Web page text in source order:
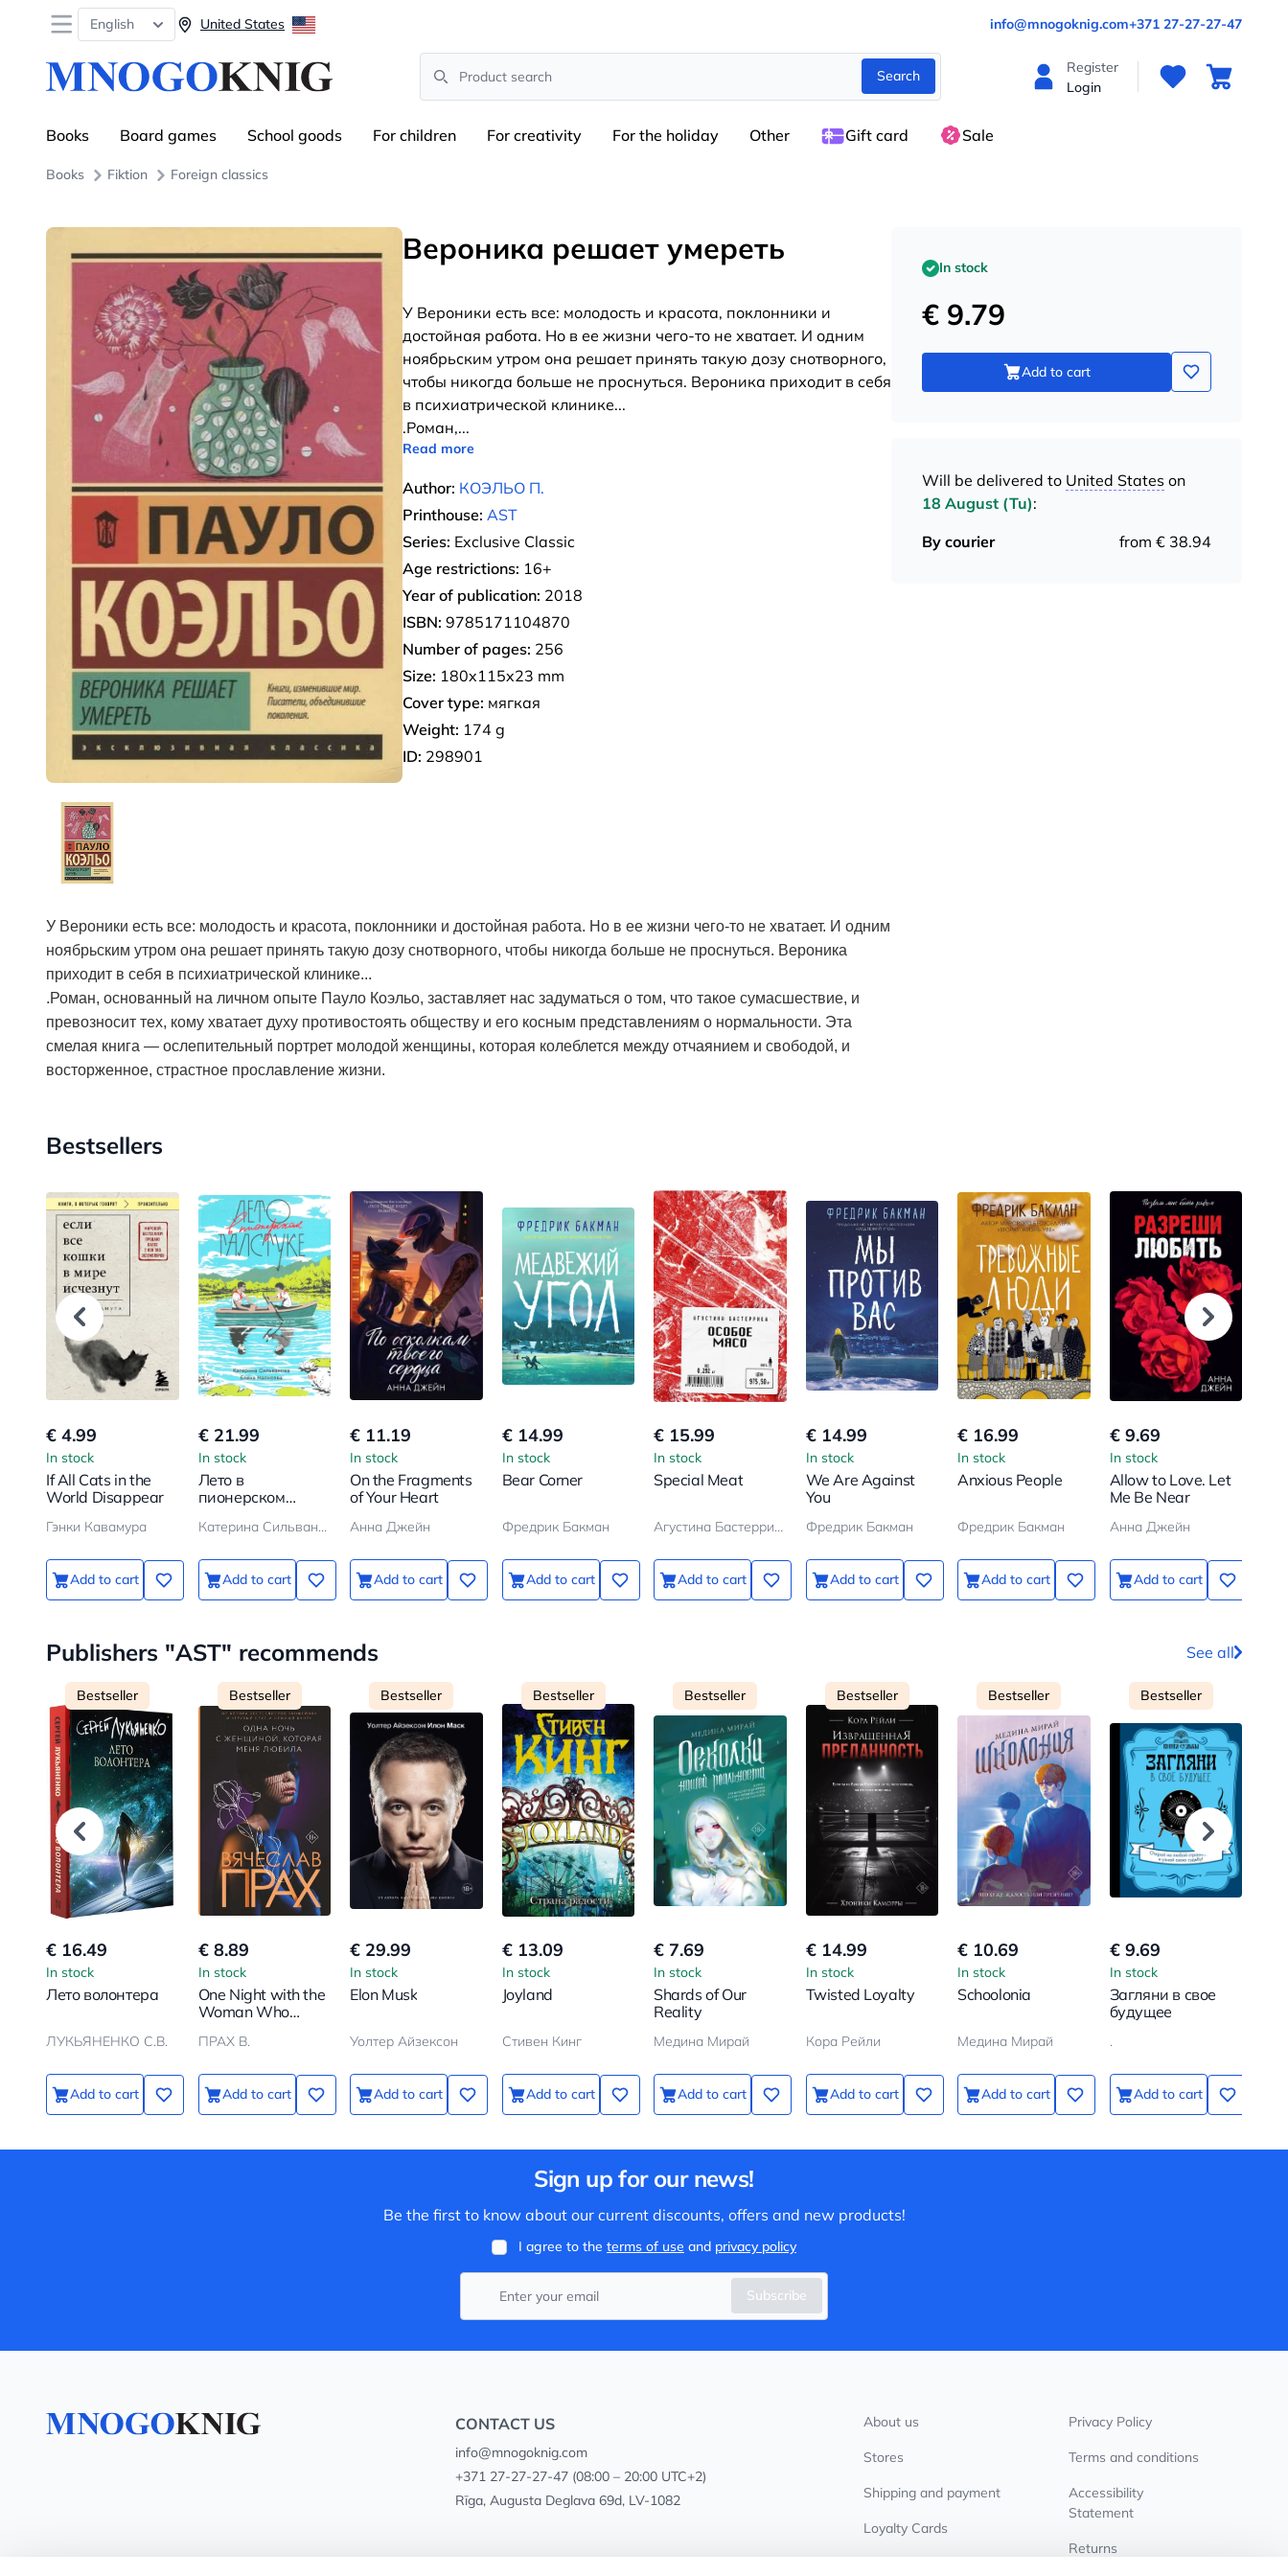
Open menu
English United States info@mnogoknig.com+371 27-27-27-47
Search
Search
Register
Login
Books Board games School goods For children For creativity For the holiday Other Gift card Sale
Books Fiktion Foreign classics
Вероника решает умереть
У Вероники есть все: молодость и красота, поклонники и
достойная работа. Но в ее жизни чего-то не хватает. И одним
ноябрьским утром она решает принять такую дозу снотворного,
чтобы никогда больше не проснуться. Вероника приходит в себя
в психиатрической клинике...
.Роман,...
Read more
Author: КОЭЛЬО П.
Printhouse: AST
Series: Exclusive Classic
Age restrictions: 16+
Year of publication: 2018
ISBN: 9785171104870
Number of pages: 256
Size: 180x115x23 mm
Cover type: мягкая
Weight: 174 g
ID: 298901
У Вероники есть все: молодость и красота, поклонники и достойная работа. Но в ее жизни чего-то не хватает. И одним
ноябрьским утром она решает принять такую дозу снотворного, чтобы никогда больше не проснуться. Вероника
приходит в себя в психиатрической клинике...
.Роман, основанный на личном опыте Пауло Коэльо, заставляет нас задуматься о том, что такое сумасшествие, и
превозносит тех, кому хватает духу противостоять обществу и его косным представлениям о нормальности. Эта
смелая книга — ослепительный портрет молодой женщины, которая колеблется между отчаянием и свободой, и
восторженное, страстное прославление жизни.
In stock
€ 9.79
Add to cart
Will be delivered to United States on
18 August (Tu):
By courier
from € 38.94
Bestsellers
€ 4.99
In stock
If All Cats in the
World Disappear
Гэнки Кавамура
Add to cart
€ 21.99
In stock
Лето в
пионерском
Катерина Сильванова, Елена Малисова
Add to cart
€ 11.19
In stock
On the Fragments
of Your Heart
Анна Джейн
Add to cart
€ 14.99
In stock
Bear Corner
Фредрик Бакман
Add to cart
€ 15.99
In stock
Special Meat
Агустина Бастеррика
Add to cart
€ 14.99
In stock
We Are Against
You
Фредрик Бакман
Add to cart
€ 16.99
In stock
Anxious People
Фредрик Бакман
Add to cart
€ 9.69
In stock
Allow to Love. Let
Me Be Near
Анна Джейн
Add to cart
Publishers "AST" recommends See all
Bestseller
€ 16.49
In stock
Лето волонтера
ЛУКЬЯНЕНКО С.В.
Add to cart
Bestseller
€ 8.89
In stock
One Night with the
Woman Who
ПРАХ В.
Add to cart
Bestseller
€ 29.99
In stock
Elon Musk
Уолтер Айзексон
Add to cart
Bestseller
€ 13.09
In stock
Joyland
Стивен Кинг
Add to cart
Bestseller
€ 7.69
In stock
Shards of Our
Reality
Медина Мирай
Add to cart
Bestseller
€ 14.99
In stock
Twisted Loyalty
Кора Рейли
Add to cart
Bestseller
€ 10.69
In stock
Schoolonia
Медина Мирай
Add to cart
Bestseller
€ 9.69
In stock
Загляни в свое
будущее
.
Add to cart
Sign up for our news!
Be the first to know about our current discounts, offers and new products!
I agree to the terms of use and privacy policy
Subscribe
CONTACT US
info@mnogoknig.com
+371 27-27-27-47(08:00 – 20:00 UTC+2)
Rīga, Augusta Deglava 69d, LV-1082
About us
Stores
Shipping and payment
Loyalty Cards
Privacy Policy
Terms and conditions
Accessibility
Statement
Returns